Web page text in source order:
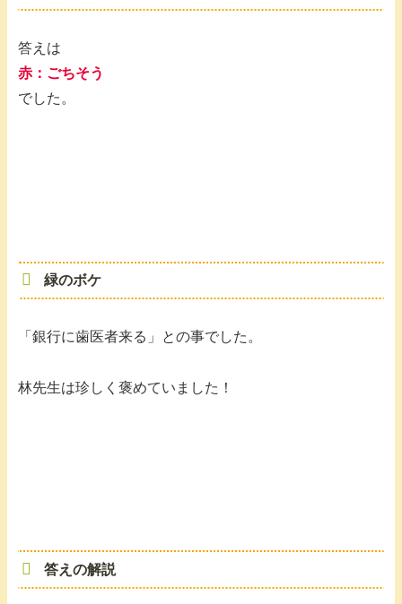
答えは
赤：ごちそう
でした。
緑のボケ
「銀行に歯医者来る」との事でした。
林先生は珍しく褒めていました！
答えの解説